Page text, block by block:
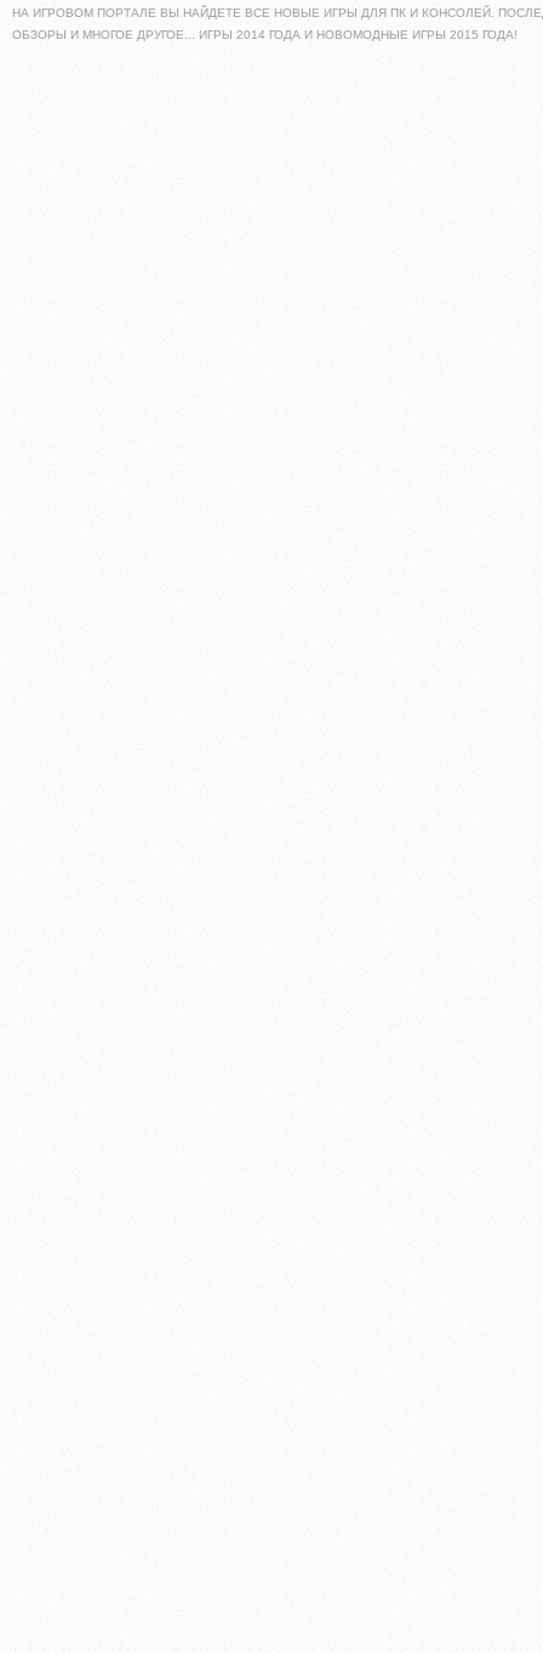
НА ИГРОВОМ ПОРТАЛЕ ВЫ НАЙДЕТЕ ВСЕ НОВЫЕ ИГРЫ ДЛЯ ПК И КОНСОЛЕЙ.
ОБЗОРЫ И МНОГОЕ ДРУГОЕ... ИГРЫ 2014 ГОДА И НОВОМОДНЫЕ ИГРЫ 2015 ГОДА!